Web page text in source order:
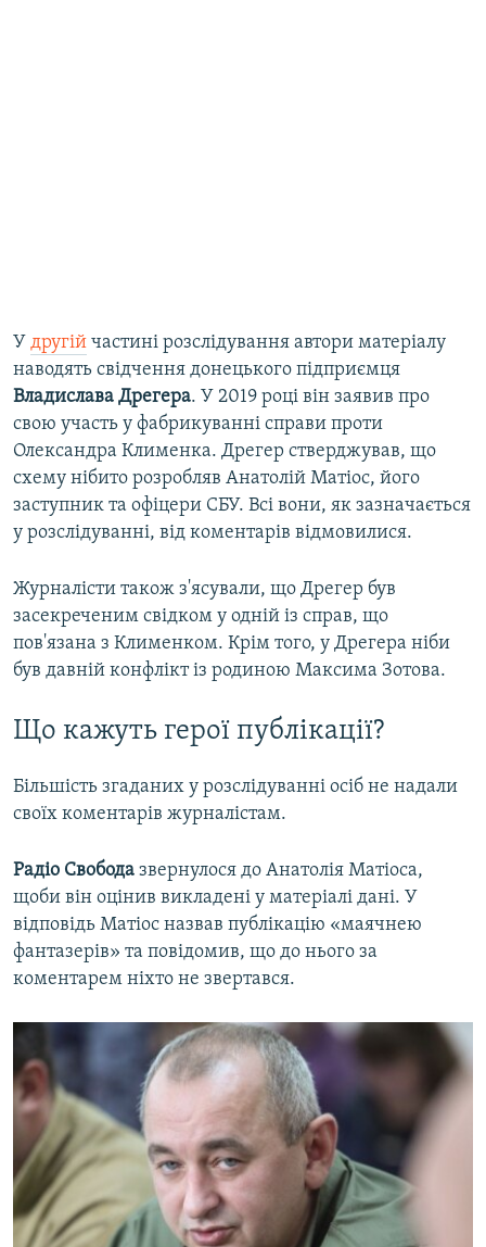
У другій частині розслідування автори матеріалу
наводять свідчення донецького підприємця
Владислава Дрегера. У 2019 році він заявив про
свою участь у фабрикуванні справи проти
Олександра Клименка. Дрегер стверджував, що
схему нібито розробляв Анатолій Матіос, його
заступник та офіцери СБУ. Всі вони, як зазначається
у розслідуванні, від коментарів відмовилися.
Журналісти також з'ясували, що Дрегер був
засекреченим свідком у одній із справ, що
пов'язана з Клименком. Крім того, у Дрегера ніби
був давній конфлікт із родиною Максима Зотова.
Що кажуть герої публікації?
Більшість згаданих у розслідуванні осіб не надали
своїх коментарів журналістам.
Радіо Свобода звернулося до Анатолія Матіоса,
щоби він оцінив викладені у матеріалі дані. У
відповідь Матіос назвав публікацію «маячнею
фантазерів» та повідомив, що до нього за
коментарем ніхто не звертався.